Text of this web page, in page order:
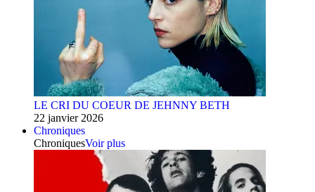
LE CRI DU COEUR DE JEHNNY BETH
22 janvier 2026
Chroniques
ChroniquesVoir plus